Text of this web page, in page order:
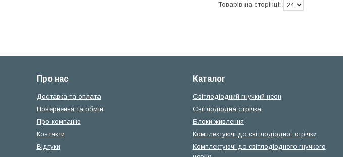
Про нас
Доставка та оплата
Повернення та обмін
Про компанію
Контакти
Відгуки
Каталог
Світлодіодний гнучкий неон
Світлодіодна стрічка
Блоки живлення
Комплектуючі до світлодіодної стрічки
Комплектуючі до світлодіодного гнучкого